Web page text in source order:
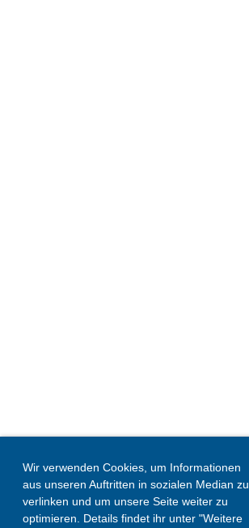
Wir verwenden Cookies, um Informationen
aus unseren Auftritten in sozialen Median zu
verlinken und um unsere Seite weiter zu
optimieren. Details findet ihr unter "Weitere